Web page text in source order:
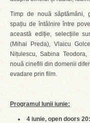
Timp de nouă săptămâni,
spațiu de întâlnire între
această ediție, selecțiile
(Mihai Preda), Vlaicu
Nițulescu, Sabina
nouă cinefili din domenii
evadare prin film.
Programul lunii iunie:
4 iunie, open doors